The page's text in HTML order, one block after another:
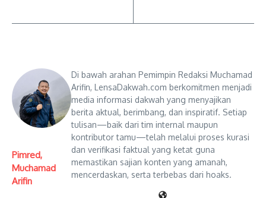
Pimred,
Muchamad
Arifin
Di bawah arahan Pemimpin Redaksi Muchamad
Arifin, LensaDakwah.com berkomitmen menjadi
media informasi dakwah yang menyajikan
berita aktual, berimbang, dan inspiratif. Setiap
tulisan—baik dari tim internal maupun
kontributor tamu—telah melalui proses kurasi
dan verifikasi faktual yang ketat guna
memastikan sajian konten yang amanah,
mencerdaskan, serta terbebas dari hoaks.